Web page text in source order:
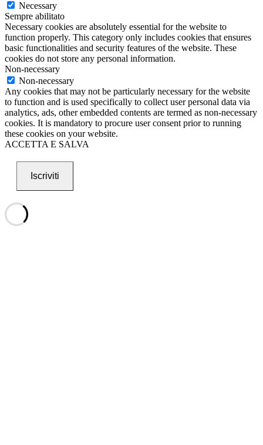
Necessary
Sempre abilitato
Necessary cookies are absolutely essential for the website to
function properly. This category only includes cookies that ensures
basic functionalities and security features of the website. These
cookies do not store any personal information.
Non-necessary
Non-necessary
Any cookies that may not be particularly necessary for the website
to function and is used specifically to collect user personal data via
analytics, ads, other embedded contents are termed as non-necessary
cookies. It is mandatory to procure user consent prior to running
these cookies on your website.
ACCETTA E SALVA
Iscriviti